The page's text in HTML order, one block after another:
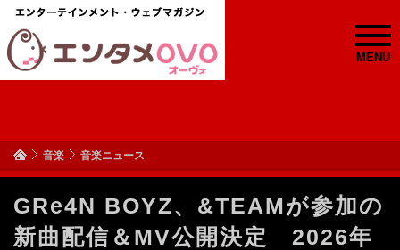
MENU
音楽 音楽ニュース
GRe4N BOYZ、&TEAMが参加の
新曲配信＆MV公開決定 2026年